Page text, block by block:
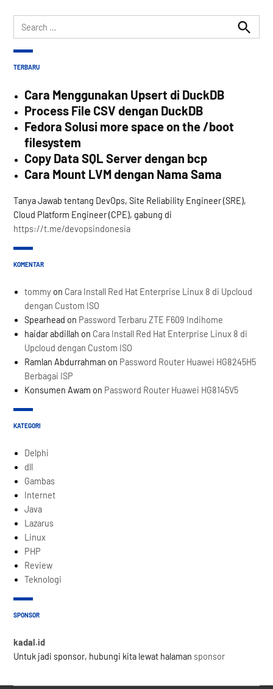
Search
for:
Search
TERBARU
Cara Menggunakan Upsert di DuckDB
Process File CSV dengan DuckDB
Fedora Solusi more space on the /boot
filesystem
Copy Data SQL Server dengan bcp
Cara Mount LVM dengan Nama Sama
Tanya Jawab tentang DevOps, Site Reliability Engineer (SRE),
Cloud Platform Engineer (CPE), gabung di
https://t.me/devopsindonesia
KOMENTAR
tommy on Cara Install Red Hat Enterprise Linux 8 di Upcloud
dengan Custom ISO
Spearhead on Password Terbaru ZTE F609 Indihome
haidar abdillah on Cara Install Red Hat Enterprise Linux 8 di
Upcloud dengan Custom ISO
Ramlan Abdurrahman on Password Router Huawei HG8245H5
Berbagai ISP
Konsumen Awam on Password Router Huawei HG8145V5
KATEGORI
Delphi
dll
Gambas
Internet
Java
Lazarus
Linux
PHP
Review
Teknologi
SPONSOR
kadal.id
Untuk jadi sponsor, hubungi kita lewat halaman sponsor